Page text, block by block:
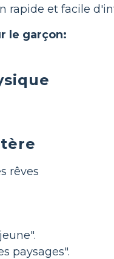
rapide et facile
le garçon:
rêves
paysages".